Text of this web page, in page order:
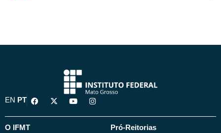
EN PT
F
a
e
X
-
w
Y
o
t
I
n
t
O IFMT Pró-Reitorias